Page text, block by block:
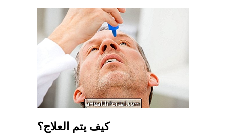
كيف يتم العلاج؟